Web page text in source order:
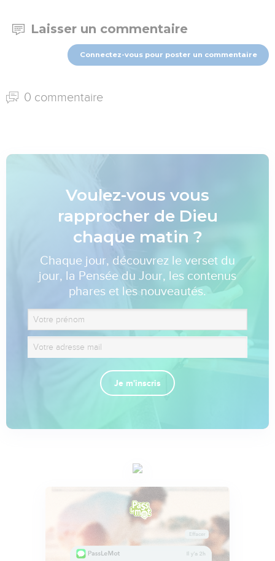
Laisser un commentaire
Connectez-vous pour poster un commentaire
0 commentaire
Voulez-vous vous
rapprocher de Dieu
chaque matin ?
Chaque jour, découvrez le verset du
jour, la Pensée du Jour, les contenus
phares et les nouveautés.
Je m'inscris